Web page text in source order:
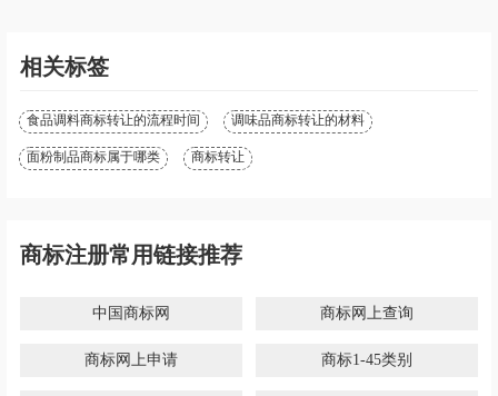
相关标签
食品调料商标转让的流程时间 调味品商标转让的材料
面粉制品商标属于哪类 商标转让
商标注册常用链接推荐
中国商标网 商标网上查询
商标网上申请 商标1-45类别